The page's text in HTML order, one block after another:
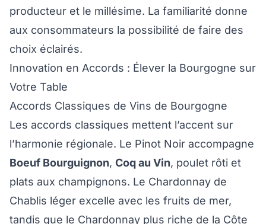
producteur et le millésime. La familiarité donne
aux consommateurs la possibilité de faire des
choix éclairés.
Innovation en Accords : Élever la Bourgogne sur
Votre Table
Accords Classiques de Vins de Bourgogne
Les accords classiques mettent l’accent sur
l’harmonie régionale. Le Pinot Noir accompagne
Boeuf Bourguignon, Coq au Vin, poulet rôti et
plats aux champignons. Le Chardonnay de
Chablis léger excelle avec les fruits de mer,
tandis que le Chardonnay plus riche de la Côte